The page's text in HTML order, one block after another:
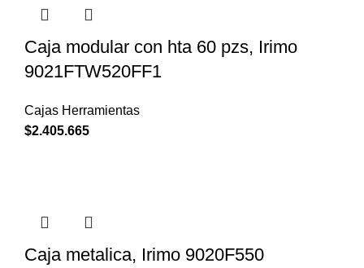
Caja modular con hta 60 pzs, Irimo
9021FTW520FF1
Cajas Herramientas
$2.405.665
Caja metalica, Irimo 9020F550